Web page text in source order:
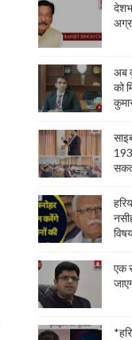
अब
को
एक